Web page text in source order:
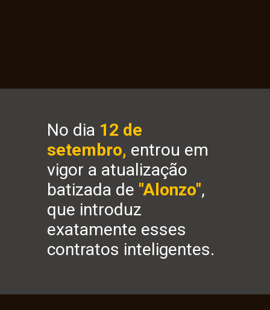
No dia 12 de
setembro, entrou em
vigor a atualização
batizada de "Alonzo",
que introduz
exatamente esses
contratos inteligentes.